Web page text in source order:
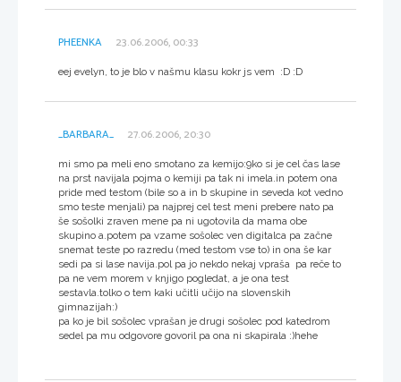
PHEENKA 23.06.2006, 00:33
eej evelyn, to je blo v našmu klasu kokr js vem :D :D
_BARBARA_ 27.06.2006, 20:30
mi smo pa meli eno smotano za kemijo:9ko si je cel čas lase
na prst navijala pojma o kemiji pa tak ni imela.in potem ona
pride med testom (bile so a in b skupine in seveda kot vedno
smo teste menjali) pa najprej cel test meni prebere nato pa
še sošolki zraven mene pa ni ugotovila da mama obe
skupino a.potem pa vzame sošolec ven digitalca pa začne
snemat teste po razredu (med testom vse to) in ona še kar
sedi pa si lase navija.pol pa jo nekdo nekaj vpraša pa reče to
pa ne vem morem v knjigo pogledat, a je ona test
sestavla.tolko o tem kaki učitli učijo na slovenskih
gimnazijah:)
pa ko je bil sošolec vprašan je drugi sošolec pod katedrom
sedel pa mu odgovore govoril pa ona ni skapirala :)hehe